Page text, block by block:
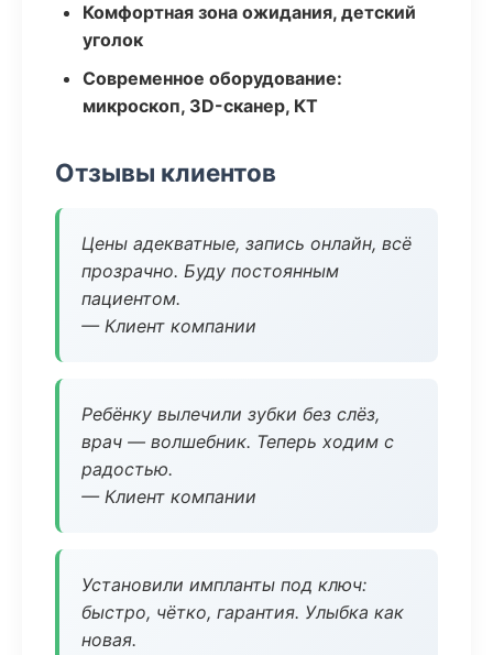
Комфортная зона ожидания, детский
уголок
Современное оборудование:
микроскоп, 3D-сканер, КТ
Отзывы клиентов
Цены адекватные, запись онлайн, всё
прозрачно. Буду постоянным
пациентом.
— Клиент компании
Ребёнку вылечили зубки без слёз,
врач — волшебник. Теперь ходим с
радостью.
— Клиент компании
Установили импланты под ключ:
быстро, чётко, гарантия. Улыбка как
новая.